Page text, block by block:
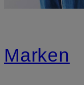
Marken